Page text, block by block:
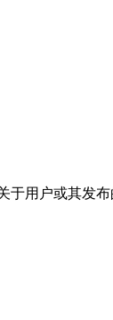
用户或其发